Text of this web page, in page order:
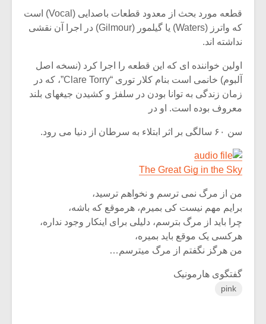
قطعه مورد بحث از معدود قطعات باصدایی (Vocal) است
که واترز (Waters) یا گیلمور (Gilmour) در اجرا آن نقشی
نداشته اند.
اولین خواننده ای که این قطعه را اجرا کرد (نسخه اصل
آلبوم) خانمی است بنام کلار توری “Clare Torry”، که در
زمان زندگی به توانا بودن در سلفژ و کشیدن جیغهای بلند
معروف بوده است. او در
سن ۶۰ سالگی بر اثر ابتلاء به سرطان از دنیا می رود.
The Great Gig in the Sky
من از مرگ نمی ترسم و نخواهم ترسید،
برایم مهم نیست کی بمیرم، هرموقع که باشه،
چرا باید از مرگ بترسم، دلیلی برای اینکار وجود نداره،
هرکسی یک موقع باید بمیره،
من هرگز نگفتم از مرگ میترسم…
گفتگوی هارمونیک
pink
میکلوش روژا
یادداشتی بر موسیقی
متن فیلم «متری
مشهورترین باشی،
بدنام ترین باش
موریس ژار